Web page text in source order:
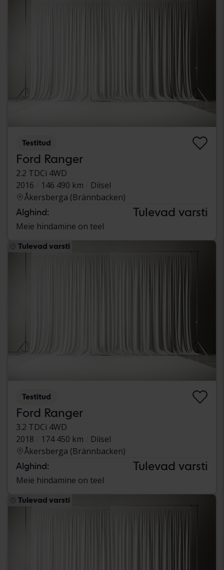
Testitud
Ford Ranger
2.2 TDCi 4WD
2016
146 490 km
Diisel
Åkersberga (Brännbacken)
Alghind: Tulevad varsti
Meie hindamine on teel
Tulevad varsti
Testitud
Ford Ranger
3.2 TDCi 4WD
2018
174 450 km
Diisel
Åkersberga (Brännbacken)
Alghind: Tulevad varsti
Meie hindamine on teel
Tulevad varsti